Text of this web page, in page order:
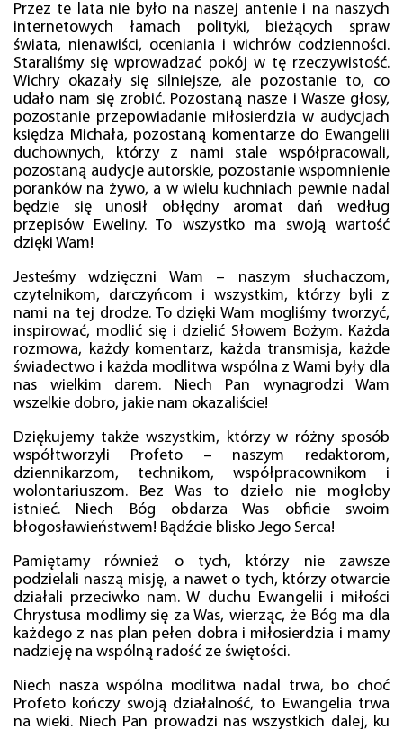
Przez te lata nie było na naszej antenie i na naszych
internetowych łamach polityki, bieżących spraw
świata, nienawiści, oceniania i wichrów codzienności.
Staraliśmy się wprowadzać pokój w tę rzeczywistość.
Wichry okazały się silniejsze, ale pozostanie to, co
udało nam się zrobić. Pozostaną nasze i Wasze głosy,
pozostanie przepowiadanie miłosierdzia w audycjach
księdza Michała, pozostaną komentarze do Ewangelii
duchownych, którzy z nami stale współpracowali,
pozostaną audycje autorskie, pozostanie wspomnienie
poranków na żywo, a w wielu kuchniach pewnie nadal
będzie się unosił obłędny aromat dań według
przepisów Eweliny. To wszystko ma swoją wartość
dzięki Wam!
Jesteśmy wdzięczni Wam – naszym słuchaczom,
czytelnikom, darczyńcom i wszystkim, którzy byli z
nami na tej drodze. To dzięki Wam mogliśmy tworzyć,
inspirować, modlić się i dzielić Słowem Bożym. Każda
rozmowa, każdy komentarz, każda transmisja, każde
świadectwo i każda modlitwa wspólna z Wami były dla
nas wielkim darem. Niech Pan wynagrodzi Wam
wszelkie dobro, jakie nam okazaliście!
Dziękujemy także wszystkim, którzy w różny sposób
współtworzyli Profeto – naszym redaktorom,
dziennikarzom, technikom, współpracownikom i
wolontariuszom. Bez Was to dzieło nie mogłoby
istnieć. Niech Bóg obdarza Was obficie swoim
błogosławieństwem! Bądźcie blisko Jego Serca!
Pamiętamy również o tych, którzy nie zawsze
podzielali naszą misję, a nawet o tych, którzy otwarcie
działali przeciwko nam. W duchu Ewangelii i miłości
Chrystusa modlimy się za Was, wierząc, że Bóg ma dla
każdego z nas plan pełen dobra i miłosierdzia i mamy
nadzieję na wspólną radość ze świętości.
Niech nasza wspólna modlitwa nadal trwa, bo choć
Profeto kończy swoją działalność, to Ewangelia trwa
na wieki. Niech Pan prowadzi nas wszystkich dalej, ku